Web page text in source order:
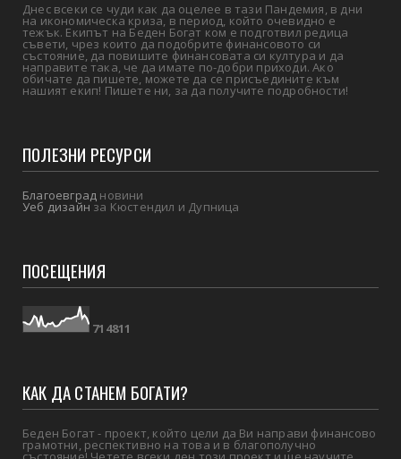
Днес всеки се чуди как да оцелее в тази Пандемия, в дни
на икономическа криза, в период, който очевидно е
тежък. Екипът на Беден Богат ком е подготвил редица
съвети, чрез които да подобрите финансовото си
състояние, да повишите финансовата си култура и да
направите така, че да имате по-добри приходи. Ако
обичате да пишете, можете да се присъедините към
нашият екип! Пишете ни, за да получите подробности!
ПОЛЕЗНИ РЕСУРСИ
Благоевград новини
Уеб дизайн за Кюстендил и Дупница
ПОСЕЩЕНИЯ
71 4811
КАК ДА СТАНЕМ БОГАТИ?
Беден Богат - проект, който цели да Ви направи финансово
грамотни, респективно на това и в благополучно